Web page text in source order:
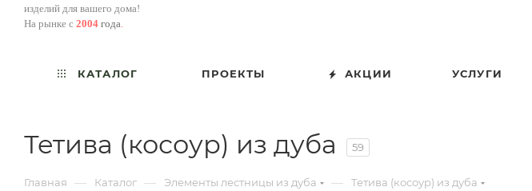
изделий для вашего дома!
На рынке с 2004 года.
КАТАЛОГ ПРОЕКТЫ АКЦИИ УСЛУГИ
Тетива (косоур) из дуба 59
Главная — Каталог — Элементы лестницы из дуба — Тетива (косоур) из дуба